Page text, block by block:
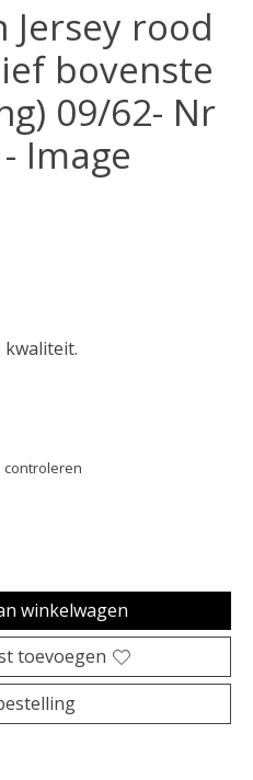
rood
bovenste
09/62- Nr
Image
is
controleren
winkelwagen
toevoegen